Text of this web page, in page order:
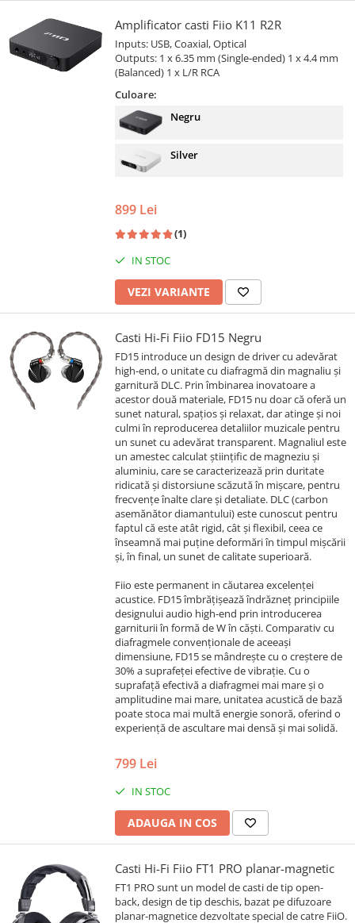
Amplificator casti Fiio K11 R2R
Inputs: USB, Coaxial, Optical
Outputs: 1 x 6.35 mm (Single-ended) 1 x 4.4 mm
(Balanced) 1 x L/R RCA
Culoare:
Negru
Silver
899 Lei
(1)
IN STOC
VEZI VARIANTE
Casti Hi-Fi Fiio FD15 Negru
FD15 introduce un design de driver cu adevărat
high-end, o unitate cu diafragmă din magnaliu și
garnitură DLC. Prin îmbinarea inovatoare a
acestor două materiale, FD15 nu doar că oferă un
sunet natural, spațios și relaxat, dar atinge și noi
culmi în reproducerea detaliilor muzicale pentru
un sunet cu adevărat transparent. Magnaliul este
un amestec calculat științific de magneziu și
aluminiu, care se caracterizează prin duritate
ridicată și distorsiune scăzută în mișcare, pentru
frecvențe înalte clare și detaliate. DLC (carbon
asemănător diamantului) este cunoscut pentru
faptul că este atât rigid, cât și flexibil, ceea ce
înseamnă mai puține deformări în timpul mișcării
și, în final, un sunet de calitate superioară.
Fiio este permanent in căutarea excelenței
acustice. FD15 îmbrățișează îndrăzneț principiile
designului audio high-end prin introducerea
garniturii în formă de W în căști. Comparativ cu
diafragmele convenționale de aceeași
dimensiune, FD15 se mândrește cu o creștere de
30% a suprafeței efective de vibrație. Cu o
suprafață efectivă a diafragmei mai mare și o
amplitudine mai mare, unitatea acustică de bază
poate stoca mai multă energie sonoră, oferind o
experiență de ascultare mai densă și mai solidă.
799 Lei
IN STOC
ADAUGA IN COS
Casti Hi-Fi Fiio FT1 PRO planar-magnetic
FT1 PRO sunt un model de casti de tip open-
back, design de tip deschis, bazat pe difuzoare
planar-magnetice dezvoltate special de catre FiiO.